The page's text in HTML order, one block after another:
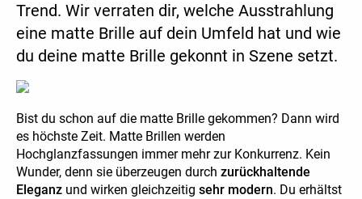
Trend. Wir verraten dir, welche Ausstrahlung
eine matte Brille auf dein Umfeld hat und wie
du deine matte Brille gekonnt in Szene setzt.
Bist du schon auf die matte Brille gekommen? Dann wird
es höchste Zeit. Matte Brillen werden
Hochglanzfassungen immer mehr zur Konkurrenz. Kein
Wunder, denn sie überzeugen durch zurückhaltende
Eleganz und wirken gleichzeitig sehr modern. Du erhältst